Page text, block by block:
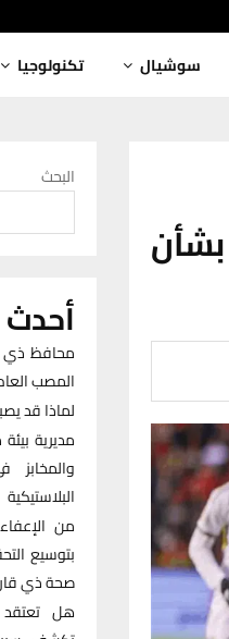
سوشيال تكنولوجيا
البحث
أحدث
محافظ ذي
المصب العام
لماذا قد يصبح عام 2028
مديرية
البلاستيكية
من
بتوسيع
صحة ذي قار
هل